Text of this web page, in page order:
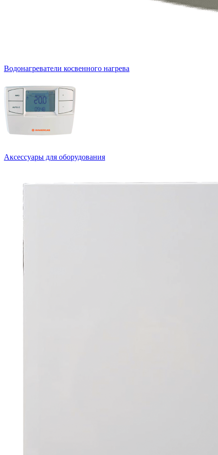
Водонагреватели косвенного нагрева
Аксессуары для оборудования